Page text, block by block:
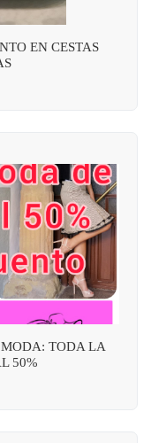
EN CESTAS
MODA: TODA LA
50%